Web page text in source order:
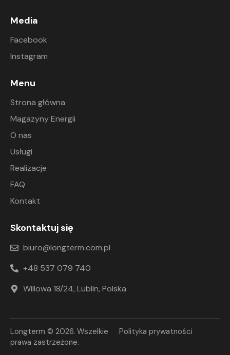
Media
Facebook
Instagram
Menu
Strona główna
Magazyny Energii
O nas
Usługi
Realizacje
FAQ
Kontakt
Skontaktuj się
biuro@longterm.com.pl
+48 537 079 740
Willowa 18/24, Lublin, Polska
Longterm © 2026. Wszelkie
prawa zastrzeżone.
Polityka prywatności